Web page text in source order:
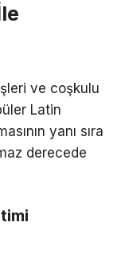
ve coşkulu
Latin
yanı sıra
derecede